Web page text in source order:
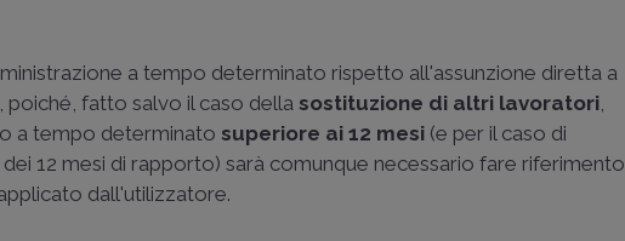
a tempo determinato rispetto all'assunzione diretta a
fatto salvo il caso della sostituzione di altri lavoratori,
a tempo determinato superiore ai 12 mesi (e per il caso di
12 mesi di rapporto) sarà comunque necessario fare riferimento
dall'utilizzatore.